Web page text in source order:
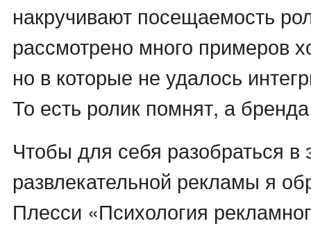
накручивают посещаемость
рассмотрено много примеров
но в которые не удалось
То есть ролик помнят, а
Чтобы для себя разобраться
развлекательной рекламы я
Плесси «Психология